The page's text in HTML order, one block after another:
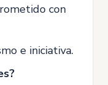
con
e iniciativa.